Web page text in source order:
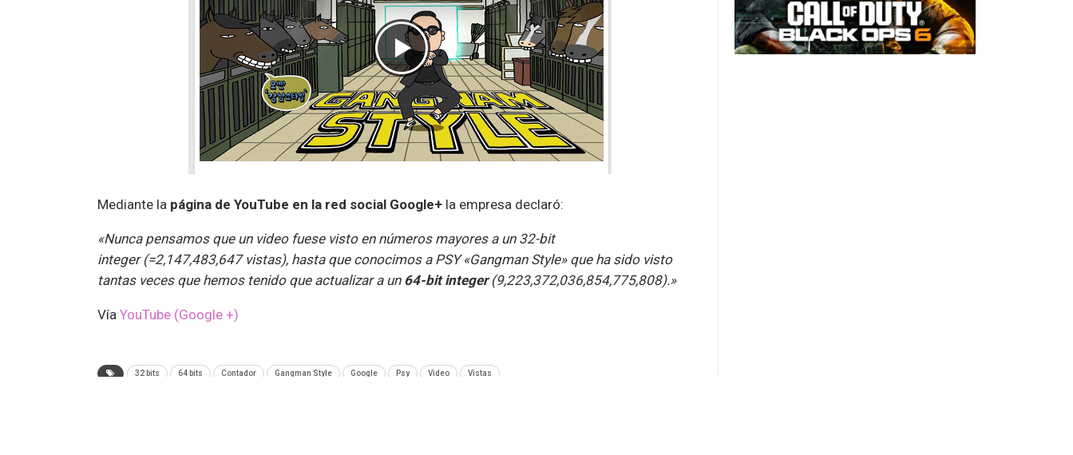
Mediante la página de YouTube en la red social Google+ la empresa declaró:
«Nunca pensamos que un video fuese visto en números mayores a un 32-bit
integer (=2,147,483,647 vistas), hasta que conocimos a PSY «Gangman Style» que ha sido visto
tantas veces que hemos tenido que actualizar a un 64-bit integer(9,223,372,036,854,775,808).»
Vía YouTube (Google +)
32 bits 64 bits Contador Gangman Style Google Psy Video Vistas